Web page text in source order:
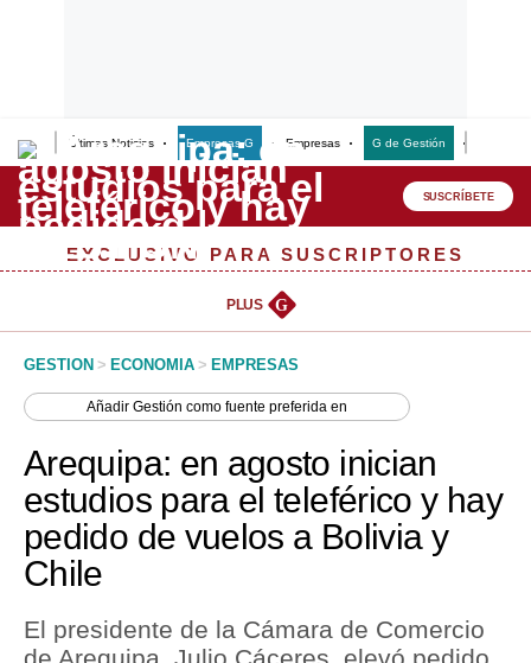
Últimas Noticias Empresas G Empresas G de Gestión
Lo último
Peru Quiosco
Management & Empleo
Perú
Política
Tu Dinero
Finanzas Personales
SUSCRÍBETE
EXCLUSIVO PARA SUSCRIPTORES
PLUS G
GESTION > ECONOMIA > EMPRESAS
AñadirGestión como fuente preferida en
Arequipa: en agosto inician
estudios para el teleférico y hay
pedido de vuelos a Bolivia y
Chile
El presidente de la Cámara de Comercio